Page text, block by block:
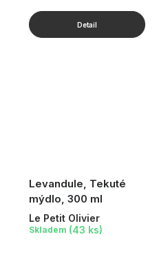
Levandule, Tekuté
mýdlo, 300 ml
Le Petit Olivier
Skladem (43 ks)